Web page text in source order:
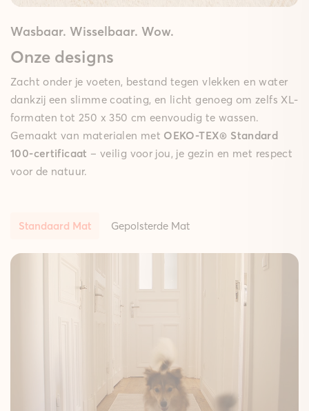
Wasbaar. Wisselbaar. Wow.
Onze designs
Zacht onder je voeten, bestand tegen vlekken en water
dankzij een slimme coating, en licht genoeg om zelfs XL-
formaten tot 250 x 350 cm eenvoudig te wassen.
Gemaakt van materialen met OEKO-TEX® Standard
100-certificaat – veilig voor jou, je gezin en met respect
voor de natuur.
Standaard Mat Gepolsterde Mat